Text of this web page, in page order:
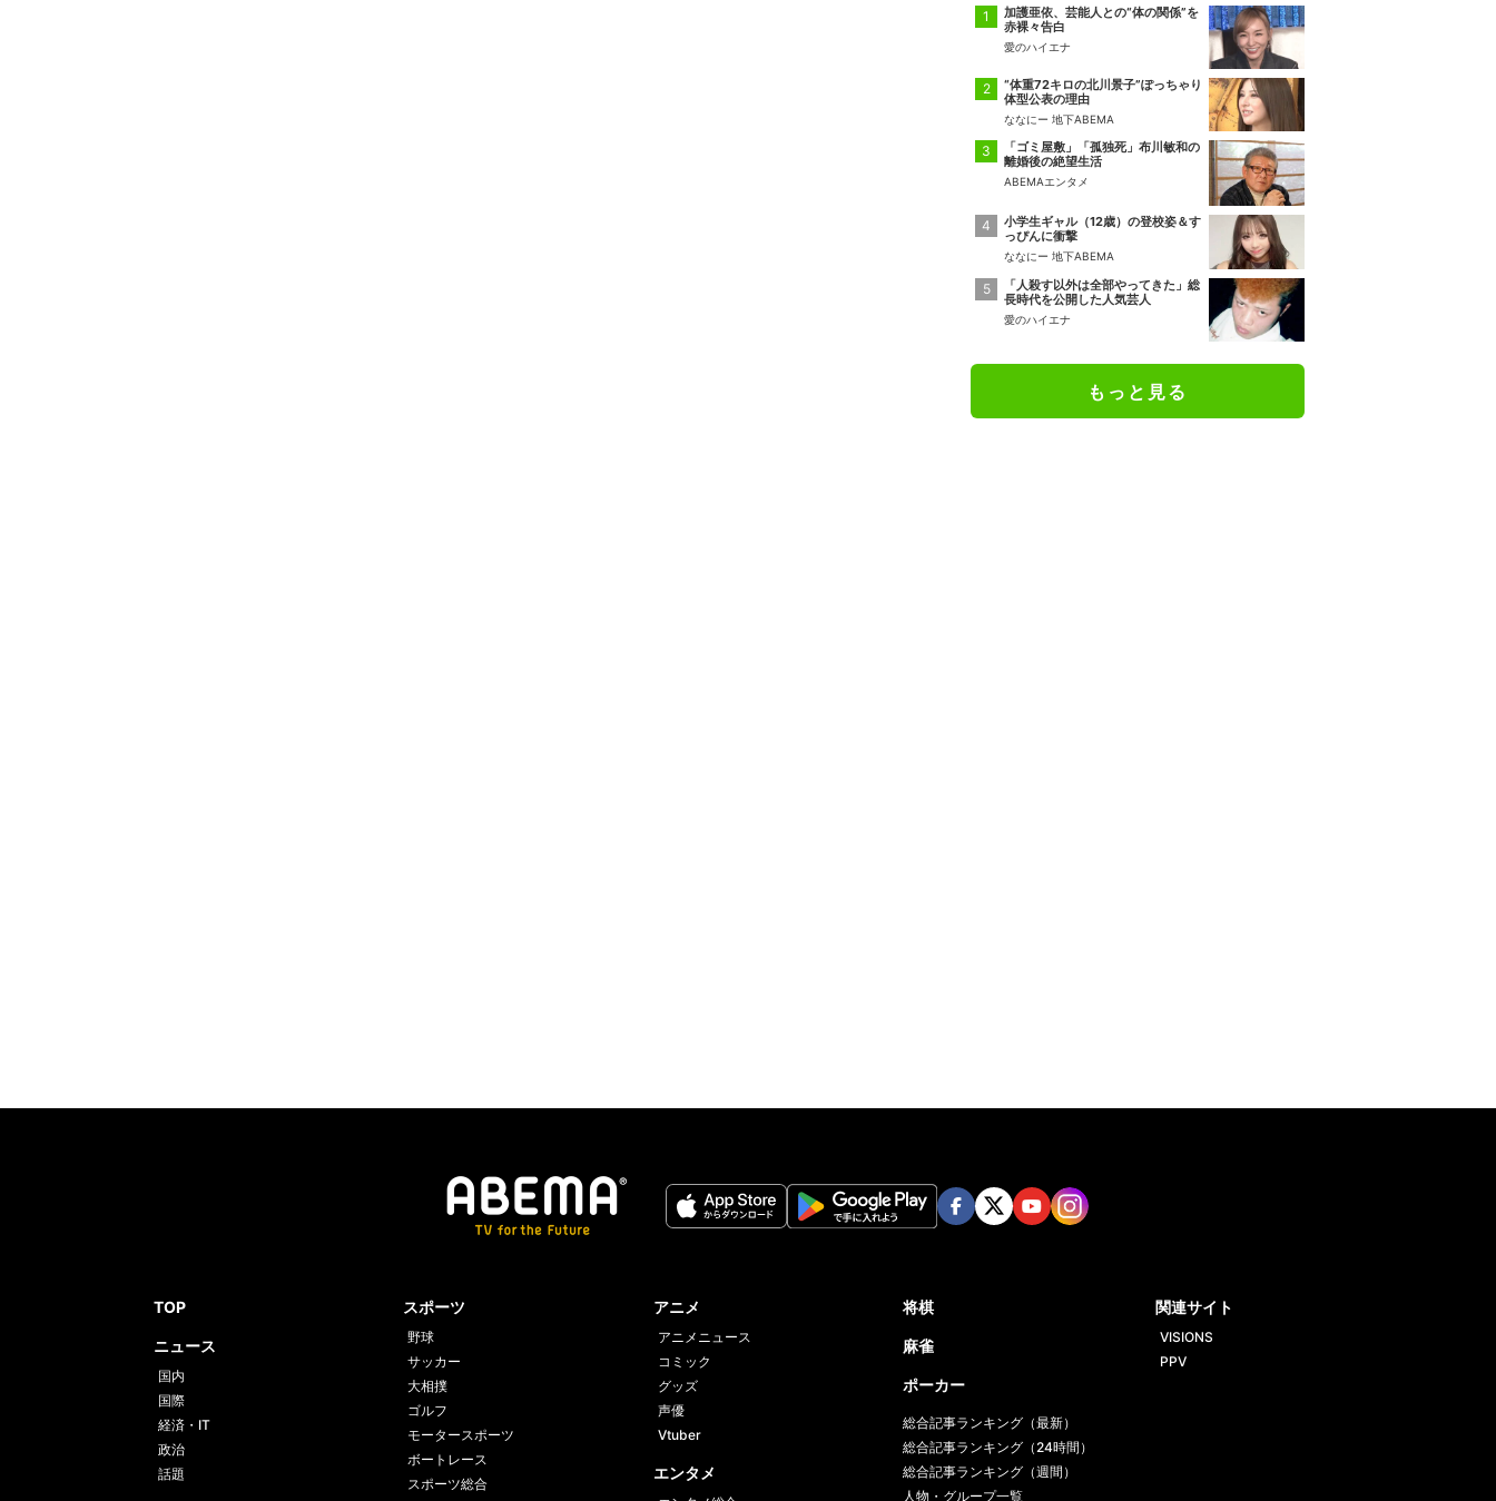
加護亜依、芸能人との“体の関係”を
赤裸々告白
愛のハイエナ
“体重72キロの北川景子”ぽっちゃり
体型公表の理由
ななにー 地下ABEMA
「ゴミ屋敷」「孤独死」布川敏和の
離婚後の絶望生活
ABEMAエンタメ
小学生ギャル（12歳）の登校姿＆す
っぴんに衝撃
ななにー 地下ABEMA
「人殺す以外は全部やってきた」総
長時代を公開した人気芸人
愛のハイエナ
もっと見る
TOP
ニュース
国内
国際
経済・IT
政治
話題
スポーツ
野球
サッカー
大相撲
ゴルフ
モータースポーツ
ボートレース
スポーツ総合
アニメ
アニメニュース
コミック
グッズ
声優
Vtuber
エンタメ
将棋
麻雀
ポーカー
総合記事ランキング（最新）
総合記事ランキング（24時間）
総合記事ランキング（週間）
人物・グループ一覧
関連サイト
VISIONS
PPV